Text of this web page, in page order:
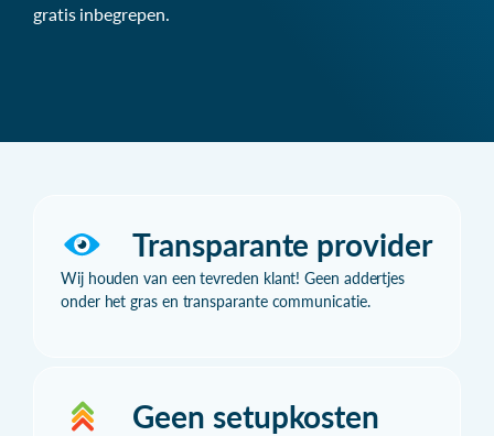
gratis inbegrepen.
Transparante provider
Wij houden van een tevreden klant! Geen addertjes
onder het gras en transparante communicatie.
Geen setupkosten